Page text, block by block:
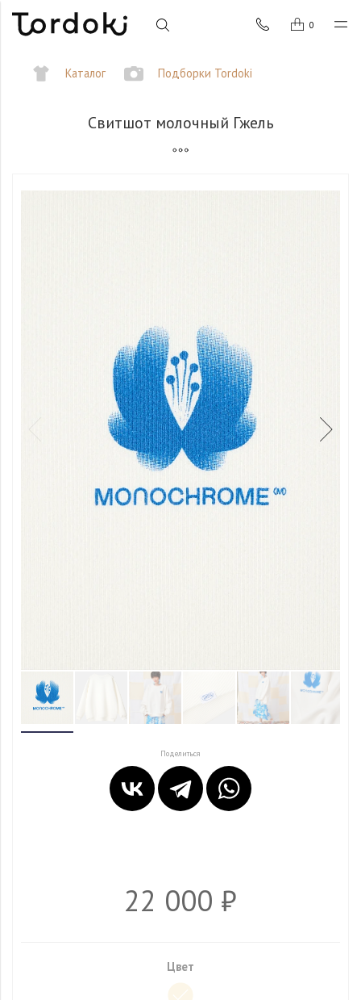
0
Каталог Подборки Tordoki
Свитшот молочный Гжель
Поделиться
22 000 ₽
Цвет